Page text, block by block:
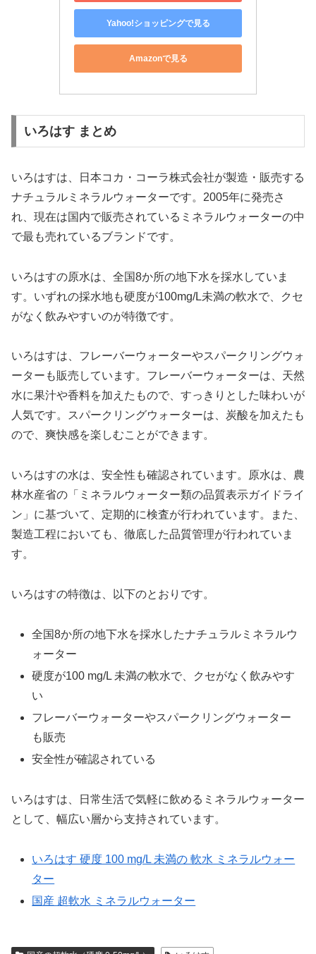
Yahoo!ショッピングで見る
Amazonで見る
いろはす まとめ
いろはすは、日本コカ・コーラ株式会社が製造・販売する
ナチュラルミネラルウォーターです。2005年に発売さ
れ、現在は国内で販売されているミネラルウォーターの中
で最も売れているブランドです。
いろはすの原水は、全国8か所の地下水を採水していま
す。いずれの採水地も硬度が100mg/L未満の軟水で、クセ
がなく飲みやすいのが特徴です。
いろはすは、フレーバーウォーターやスパークリングウォ
ーターも販売しています。フレーバーウォーターは、天然
水に果汁や香料を加えたもので、すっきりとした味わいが
人気です。スパークリングウォーターは、炭酸を加えたも
ので、爽快感を楽しむことができます。
いろはすの水は、安全性も確認されています。原水は、農
林水産省の「ミネラルウォーター類の品質表示ガイドライ
ン」に基づいて、定期的に検査が行われています。また、
製造工程においても、徹底した品質管理が行われていま
す。
いろはすの特徴は、以下のとおりです。
全国8か所の地下水を採水したナチュラルミネラルウ
ォーター
硬度が100 mg/L 未満の軟水で、クセがなく飲みやす
い
フレーバーウォーターやスパークリングウォーター
も販売
安全性が確認されている
いろはすは、日常生活で気軽に飲めるミネラルウォーター
として、幅広い層から支持されています。
いろはす 硬度 100 mg/L 未満の 軟水 ミネラルウォー
ター
国産 超軟水 ミネラルウォーター